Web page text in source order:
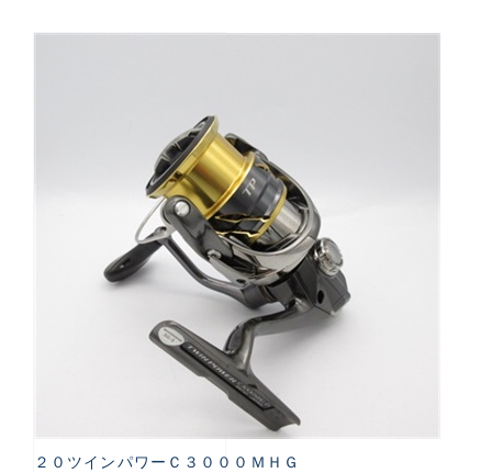
２０ツインパワーＣ３０００ＭＨＧ